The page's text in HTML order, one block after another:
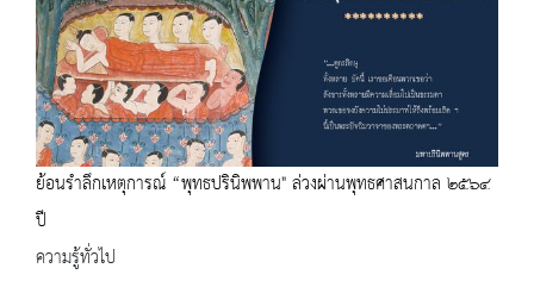
ย้อนรำลึกเหตุการณ์ “พุทธปรินิพพาน" ล่วงผ่านพุทธศาสนกาล ๒๕๖๔
ปี
ความรู้ทั่วไป